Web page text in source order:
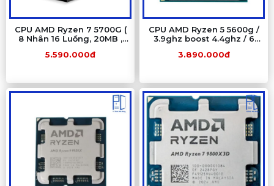
CPU AMD Ryzen 7 5700G (
8 Nhân 16 Luồng, 20MB ,
Hãng (MPK)
5.590.000đ
CPU AMD Ryzen 5 5600g /
3.9ghz boost 4.4ghz / 6
AM4
3.890.000đ